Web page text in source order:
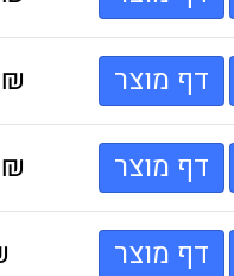
₪ דף מוצר
₪ דף מוצר
דף מוצר